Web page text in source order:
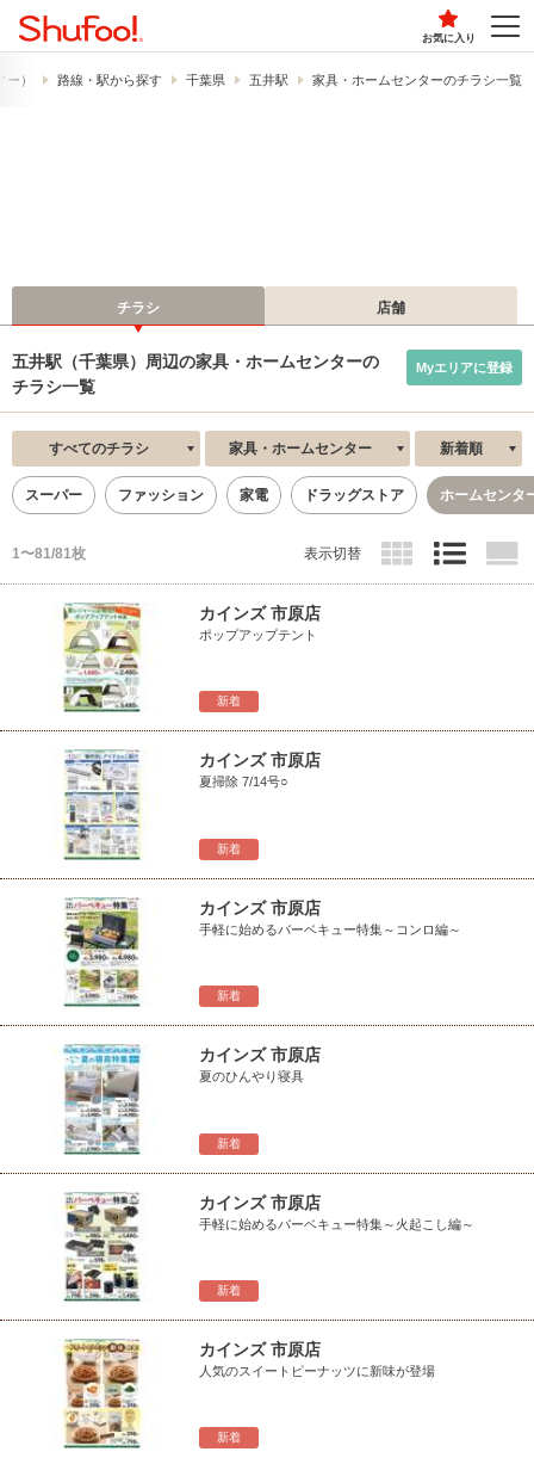
お気に入り
） 路線・駅から探す 千葉県 五井駅 家具・ホームセンターのチラシ一覧
チラシ 店舗
五井駅（千葉県）周辺の家具・ホームセンターの
チラシ一覧
Myエリアに登録
すべてのチラシ 家具・ホームセンター 新着順
スーパー ファッション 家電 ドラッグストア ホームセンタ
1〜81/81枚 表示切替
新着
カインズ 市原店
ポップアップテント
新着
カインズ 市原店
夏掃除 7/14号○
新着
カインズ 市原店
手軽に始めるバーベキュー特集～コンロ編～
新着
カインズ 市原店
夏のひんやり寝具
新着
カインズ 市原店
手軽に始めるバーベキュー特集～火起こし編～
新着
カインズ 市原店
人気のスイートピーナッツに新味が登場